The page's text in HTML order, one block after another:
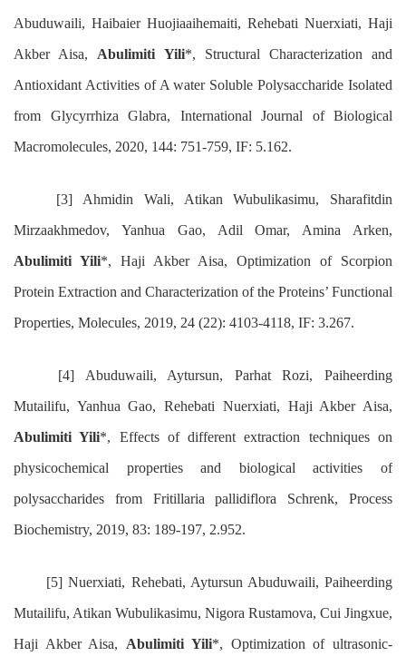
Abuduwaili, Haibaier Huojiaaihemaiti, Rehebati Nuerxiati, Haji
Akber Aisa, Abulimiti Yili*, Structural Characterization and
Antioxidant Activities of A water Soluble Polysaccharide Isolated
from Glycyrrhiza Glabra, International Journal of Biological
Macromolecules, 2020, 144: 751-759, IF: 5.162.
[3] Ahmidin Wali, Atikan Wubulikasimu, Sharafitdin
Mirzaakhmedov, Yanhua Gao, Adil Omar, Amina Arken,
Abulimiti Yili*, Haji Akber Aisa, Optimization of Scorpion
Protein Extraction and Characterization of the Proteins’ Functional
Properties, Molecules, 2019, 24 (22): 4103-4118, IF: 3.267.
[4] Abuduwaili, Aytursun, Parhat Rozi, Paiheerding
Mutailifu, Yanhua Gao, Rehebati Nuerxiati, Haji Akber Aisa,
Abulimiti Yili*, Effects of different extraction techniques on
physicochemical properties and biological activities of
polysaccharides from Fritillaria pallidiflora Schrenk, Process
Biochemistry, 2019, 83: 189-197, 2.952.
[5] Nuerxiati, Rehebati, Aytursun Abuduwaili, Paiheerding
Mutailifu, Atikan Wubulikasimu, Nigora Rustamova, Cui Jingxue,
Haji Akber Aisa, Abulimiti Yili*, Optimization of ultrasonic-